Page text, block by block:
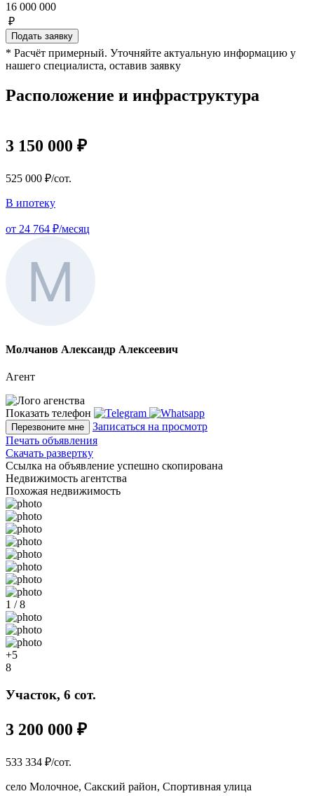
16 000 000
₽
Подать заявку
* Расчёт примерный. Уточняйте актуальную информацию у
нашего специалиста, оставив заявку
Расположение и инфраструктура
3 150 000 ₽
525 000 ₽/сот.
В ипотеку
от 24 764 ₽/месяц
Молчанов Александр Алексеевич
Агент
Показать телефон
Перезвоните мне
Записаться на просмотр
Печать объявления
Скачать развертку
Ссылка на объявление успешно скопирована
Недвижимость агентства
Похожая недвижимость
1 / 8
+5
8
Участок, 6 сот.
3 200 000 ₽
533 334 ₽/сот.
село Молочное, Сакский район, Спортивная улица